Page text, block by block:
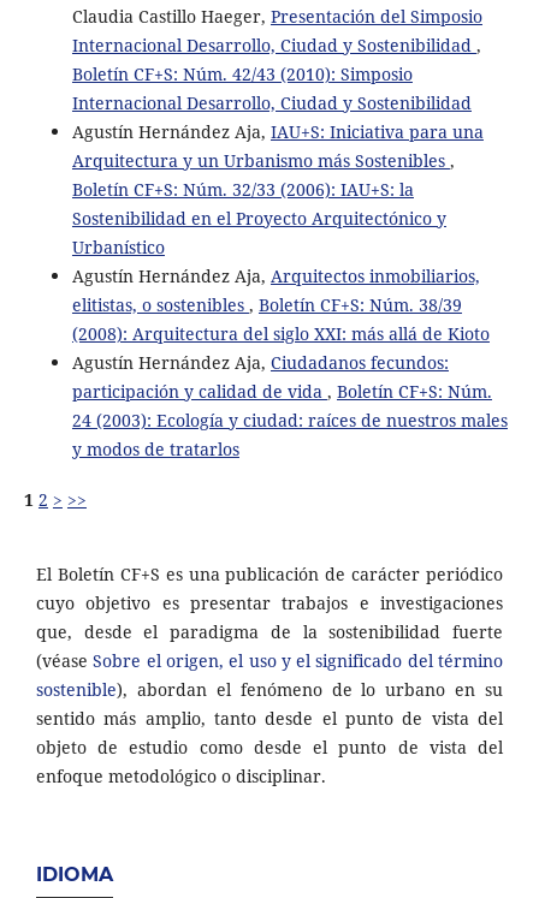
Claudia Castillo Haeger, Presentación del Simposio
Internacional Desarrollo, Ciudad y Sostenibilidad ,
Boletín CF+S: Núm. 42/43 (2010): Simposio
Internacional Desarrollo, Ciudad y Sostenibilidad
Agustín Hernández Aja, IAU+S: Iniciativa para una
Arquitectura y un Urbanismo más Sostenibles ,
Boletín CF+S: Núm. 32/33 (2006): IAU+S: la
Sostenibilidad en el Proyecto Arquitectónico y
Urbanístico
Agustín Hernández Aja, Arquitectos inmobiliarios,
elitistas, o sostenibles , Boletín CF+S: Núm. 38/39
(2008): Arquitectura del siglo XXI: más allá de Kioto
Agustín Hernández Aja, Ciudadanos fecundos:
participación y calidad de vida , Boletín CF+S: Núm.
24 (2003): Ecología y ciudad: raíces de nuestros males
y modos de tratarlos
1 2 > >>
El Boletín CF+S es una publicación de carácter periódico
cuyo objetivo es presentar trabajos e investigaciones
que, desde el paradigma de la sostenibilidad fuerte
(véaseSobre el origen, el uso y el significado del término
sostenible), abordan el fenómeno de lo urbano en su
sentido más amplio, tanto desde el punto de vista del
objeto de estudio como desde el punto de vista del
enfoque metodológico o disciplinar.
IDIOMA